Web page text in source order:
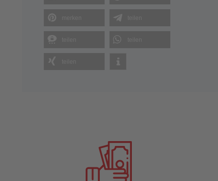
teilen
teilen teilen
teilen